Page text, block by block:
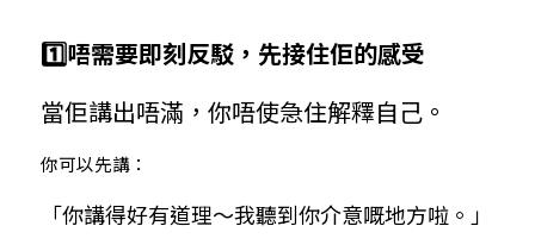
1️⃣唔需要即刻反駁，先接住佢的感受
當佢講出唔滿，你唔使急住解釋自己。
你可以先講：
「你講得好有道理～我聽到你介意嘅地方啦。」